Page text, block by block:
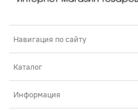
Навигация по сайту
Каталог
Информация